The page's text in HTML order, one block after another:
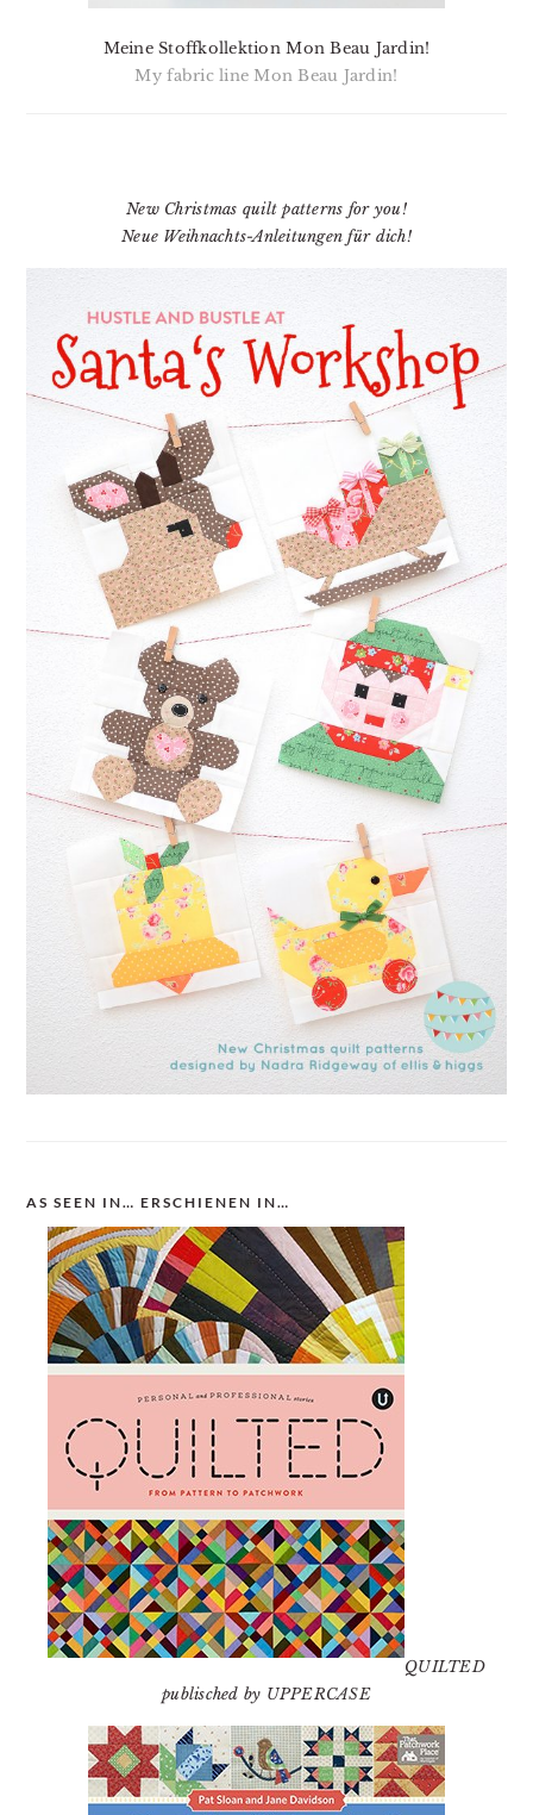
Meine Stoffkollektion Mon Beau Jardin!
My fabric line Mon Beau Jardin!
New Christmas quilt patterns for you!
Neue Weihnachts-Anleitungen für dich!
AS SEEN IN… ERSCHIENEN IN…
QUILTED
publisched by UPPERCASE